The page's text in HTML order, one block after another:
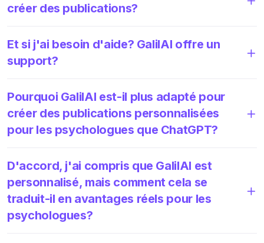
créer des publications?
Et si j'ai besoin d'aide? GalilAI offre un
support?
Pourquoi GalilAI est-il plus adapté pour
créer des publications personnalisées
pour les psychologues que ChatGPT?
D'accord, j'ai compris que GalilAI est
personnalisé, mais comment cela se
traduit-il en avantages réels pour les
psychologues?